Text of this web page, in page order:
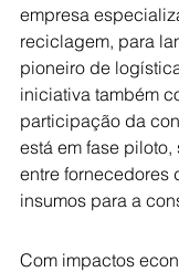
empresa
reciclagem, para
pioneiro de
iniciativa também
participação da
está em fase
entre fornecedores
insumos para a
Com impactos